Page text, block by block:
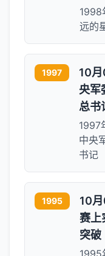
1998
远的
1997
10
央军
总书
1997
中央
书记
1995
10
赛上
突破
1995